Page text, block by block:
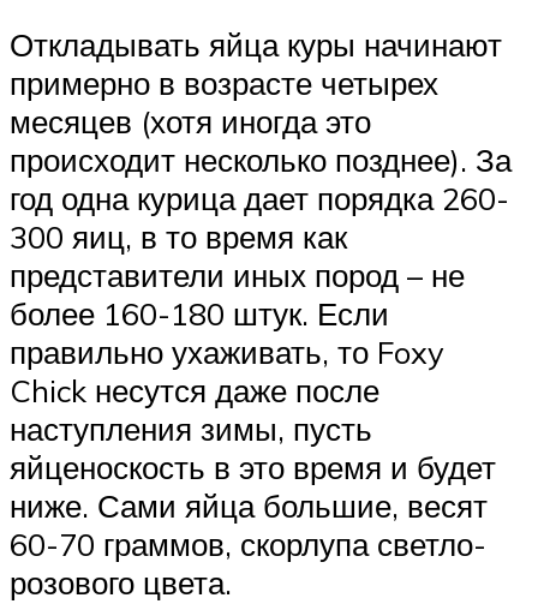
Откладывать яйца куры начинают
примерно в возрасте четырех
месяцев (хотя иногда это
происходит несколько позднее). За
год одна курица дает порядка 260-
300 яиц, в то время как
представители иных пород – не
более 160-180 штук. Если
правильно ухаживать, то Foxy
Chick несутся даже после
наступления зимы, пусть
яйценоскость в это время и будет
ниже. Сами яйца большие, весят
60-70 граммов, скорлупа светло-
розового цвета.